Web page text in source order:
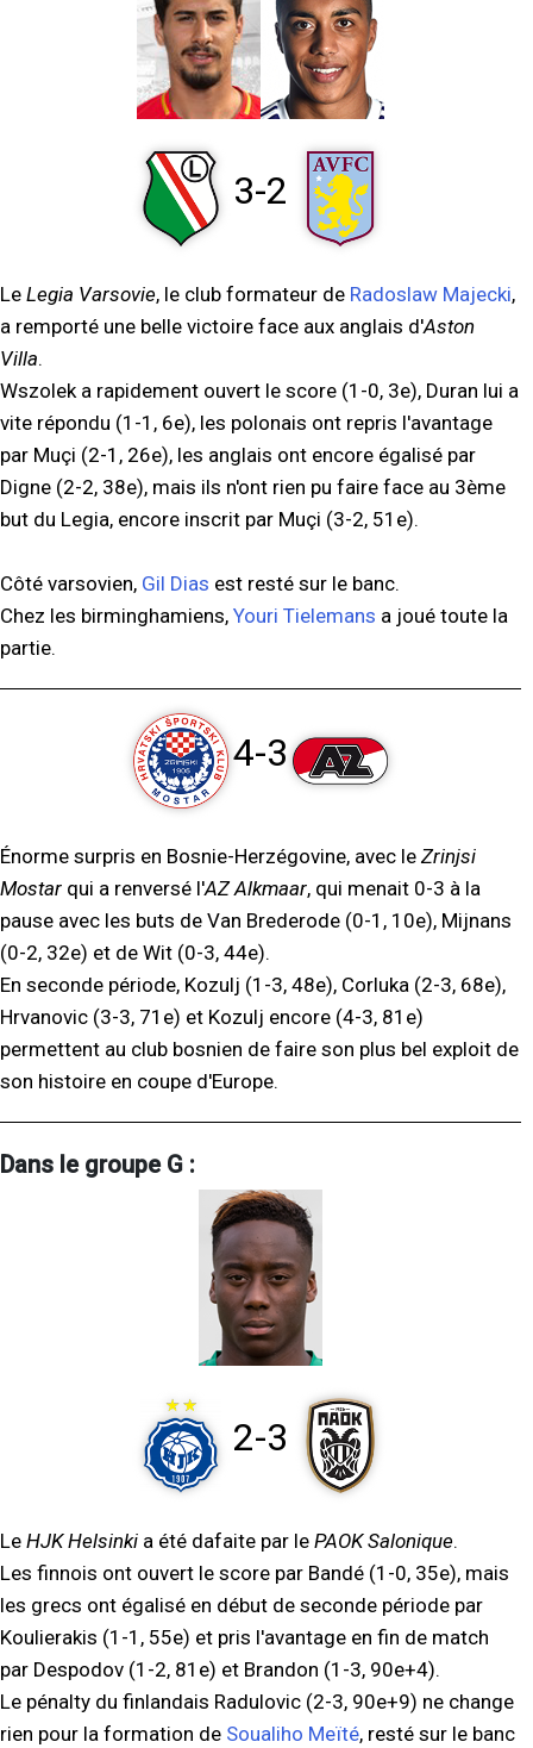
3-2
Le Legia Varsovie, le club formateur de Radoslaw Majecki,
a remporté une belle victoire face aux anglais d'Aston
Villa.
Wszolek a rapidement ouvert le score (1-0, 3e), Duran lui a
vite répondu (1-1, 6e), les polonais ont repris l'avantage
par Muçi (2-1, 26e), les anglais ont encore égalisé par
Digne (2-2, 38e), mais ils n'ont rien pu faire face au 3ème
but du Legia, encore inscrit par Muçi (3-2, 51e).
Côté varsovien, Gil Dias est resté sur le banc.
Chez les birminghamiens, Youri Tielemans a joué toute la
partie.
4-3
Énorme surpris en Bosnie-Herzégovine, avec le Zrinjsi
Mostar qui a renversé l'AZ Alkmaar, qui menait 0-3 à la
pause avec les buts de Van Brederode (0-1, 10e), Mijnans
(0-2, 32e) et de Wit (0-3, 44e).
En seconde période, Kozulj (1-3, 48e), Corluka (2-3, 68e),
Hrvanovic (3-3, 71e) et Kozulj encore (4-3, 81e)
permettent au club bosnien de faire son plus bel exploit de
son histoire en coupe d'Europe.
Dans le groupe G :
2-3
Le HJK Helsinki a été dafaite par le PAOK Salonique.
Les finnois ont ouvert le score par Bandé (1-0, 35e), mais
les grecs ont égalisé en début de seconde période par
Koulierakis (1-1, 55e) et pris l'avantage en fin de match
par Despodov (1-2, 81e) et Brandon (1-3, 90e+4).
Le pénalty du finlandais Radulovic (2-3, 90e+9) ne change
rien pour la formation de Soualiho Meïté, resté sur le banc